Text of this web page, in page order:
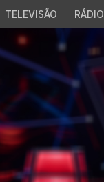
TELEVISÃO RÁDIO